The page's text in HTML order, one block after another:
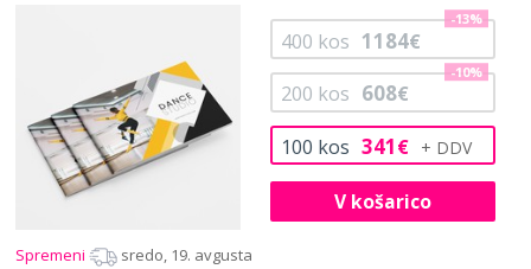
100 kos 341€
200 kos 608€
-10%
400 kos 1184€
-13%
V košarico
Spremeni sredo, 19. avgusta